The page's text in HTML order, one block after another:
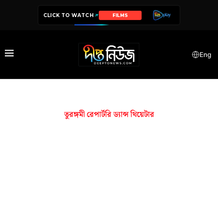
CLICK TO WATCH FILMS
Eng
তুরঙ্গমী রেপার্টরি ড্যান্স থিয়েটার